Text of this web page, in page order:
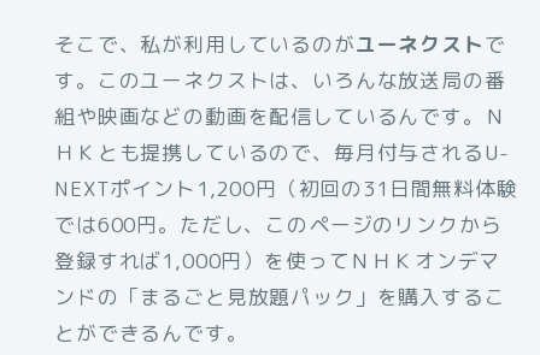
そこで、私が利用しているのがユーネクストで
す。このユーネクストは、いろんな放送局の番
組や映画などの動画を配信しているんです。Ｎ
ＨＫとも提携しているので、毎月付与されるU-
NEXTポイント1,200円（初回の31日間無料体験
では600円。ただし、このページのリンクから
登録すれば1,000円）を使ってＮＨＫオンデマ
ンドの「まるごと見放題パック」を購入するこ
とができるんです。